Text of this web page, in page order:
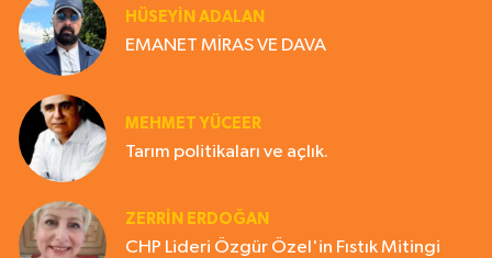
HÜSEYIN ADALAN
EMANET MİRAS VE DAVA
MEHMET YÜCEER
Tarım politikaları ve açlık.
ZERRIN ERDOĞAN
CHP Lideri Özgür Özel'in Fıstık Mitingi